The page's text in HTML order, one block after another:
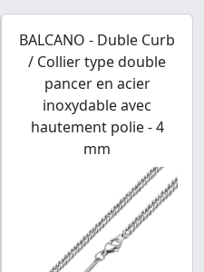
BALCANO - Duble Curb
/ Collier type double
pancer en acier
inoxydable avec
hautement polie - 4
mm